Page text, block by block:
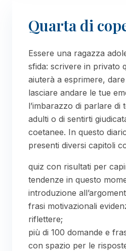
Quarta di
Essere una ragazza
sfida: scrivere in privato
aiuterà a esprimere,
lasciare andare le tue
l’imbarazzo di parlare di
adulti o di sentirti
coetanee. In questo
presenti diversi capitoli
quiz con risultati per
tendenze in questo
introduzione
frasi motivazionali
riflettere;
più di 100 domande e
con spazio per le